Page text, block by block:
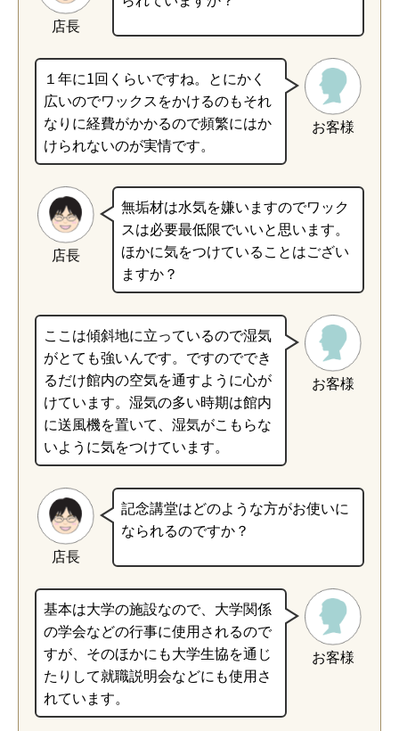
店長
お客様
１年に1回くらいですね。とにかく
広いのでワックスをかけるのもそれ
なりに経費がかかるので頻繁にはか
けられないのが実情です。
店長
無垢材は水気を嫌いますのでワック
スは必要最低限でいいと思います。
ほかに気をつけていることはござい
ますか？
お客様
ここは傾斜地に立っているので湿気
がとても強いんです。ですのででき
るだけ館内の空気を通すように心が
けています。湿気の多い時期は館内
に送風機を置いて、湿気がこもらな
いように気をつけています。
店長
記念講堂はどのような方がお使いに
なられるのですか？
お客様
基本は大学の施設なので、大学関係
の学会などの行事に使用されるので
すが、そのほかにも大学生協を通じ
たりして就職説明会などにも使用さ
れています。